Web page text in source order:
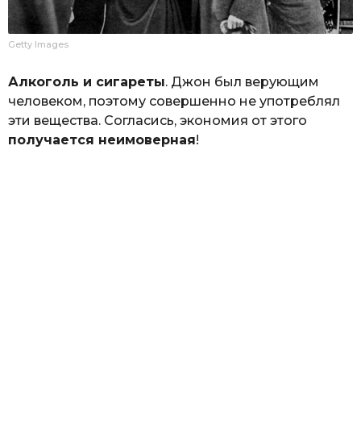
Getty Images
Алкоголь и сигареты. Джон был верующим
человеком, поэтому совершенно не употреблял
эти вещества. Согласись, экономия от этого
получается неимоверная!